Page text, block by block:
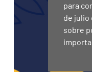
nivel
la ley
la